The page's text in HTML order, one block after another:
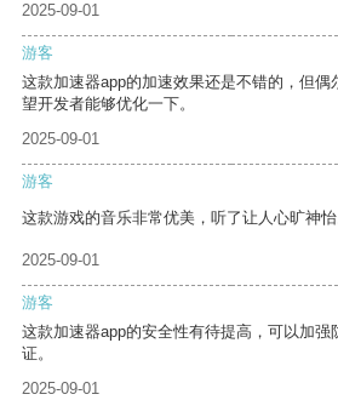
2025-09-01
游客
这款加速器app的加速效果还是不错的，但
望开发者能够优化一下。
2025-09-01
游客
这款游戏的音乐非常优美，听了让人心旷神怡
2025-09-01
游客
这款加速器app的安全性有待提高，可以加
证。
2025-09-01